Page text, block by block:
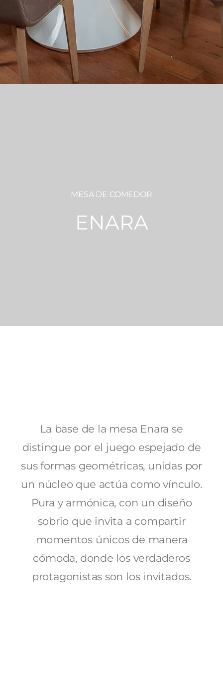
MESA DE COMEDOR
ENARA
La base de la mesa Enara se
distingue por el juego espejado de
sus formas geométricas, unidas por
un núcleo que actúa como vínculo.
Pura y armónica, con un diseño
sobrio que invita a compartir
momentos únicos de manera
cómoda, donde los verdaderos
protagonistas son los invitados.